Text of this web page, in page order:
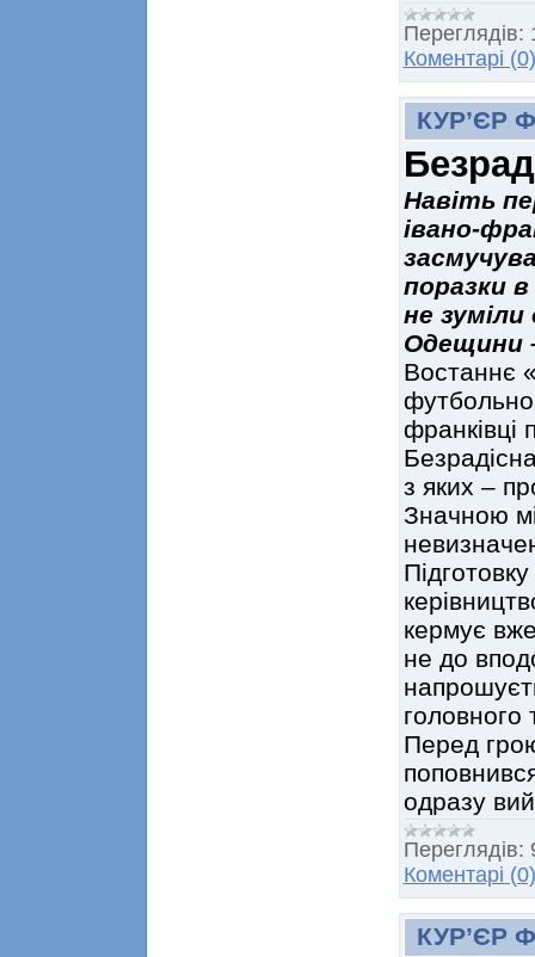
Переглядів:
Коментарі (0)
КУР’ЄР
Навіть
івано-
поразки
не
Одещини
Востаннє
франківці
з яких –
Значною
кермує
не до
Перед
одразу
Переглядів:
Коментарі (0)
КУР’ЄР